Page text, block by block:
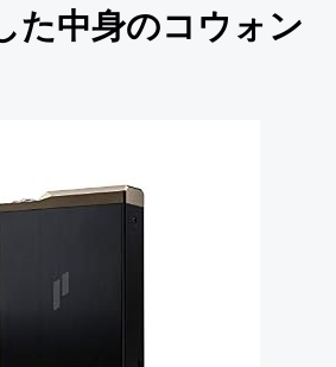
た中身のコウォン